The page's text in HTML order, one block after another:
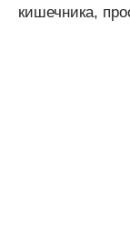
кишечника,